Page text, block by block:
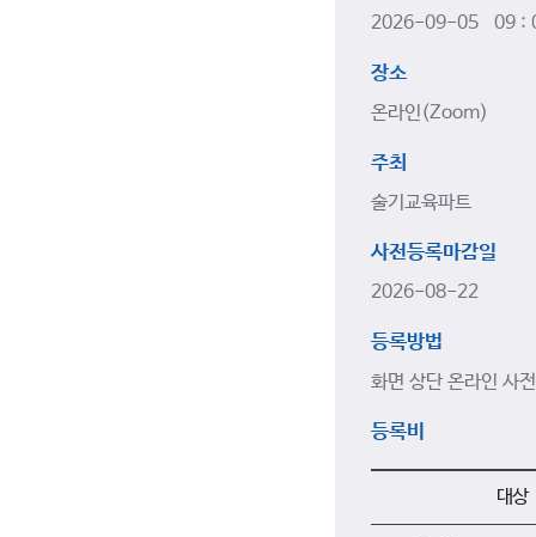
2026-09-05 09
장소
온라인(Zoom)
주최
술기교육파트
사전등록마감일
2026-08-22
등록방법
화면 상단 온라인 사
등록비
대상